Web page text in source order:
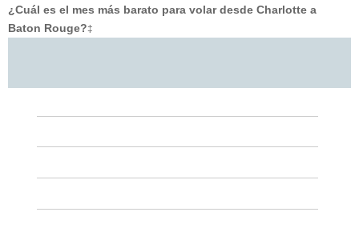
¿Cuál es el mes más barato para volar desde Charlotte a
Baton Rouge?‡